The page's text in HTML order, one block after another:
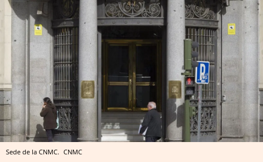
Sede de la CNMC. CNMC